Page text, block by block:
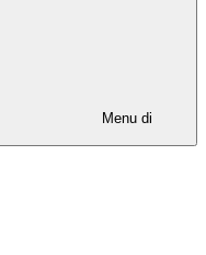
Menu di